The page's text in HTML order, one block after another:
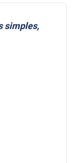
simples,